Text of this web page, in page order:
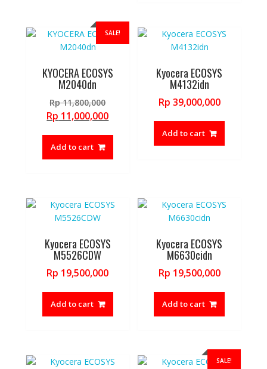
SALE!
KYOCERA ECOSYS
M2040dn
Rp11,800,000Original
price
Rp 11,000,000Current
Add to cart
Kyocera ECOSYS
M4132idn
Rp 39,000,000
Add to cart
Kyocera ECOSYS
M5526CDW
Rp 19,500,000
Add to cart
Kyocera ECOSYS
M6630cidn
Rp 19,500,000
Add to cart
SALE!